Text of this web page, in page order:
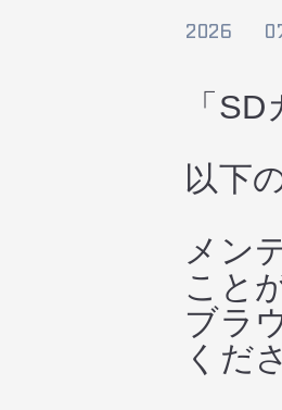
2026
「
以下
メン
こと
ブラ
くだ